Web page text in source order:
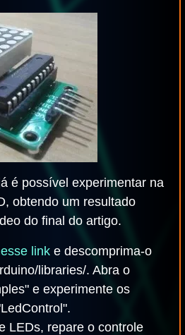
é possível experimentar na
obtendo um resultado
do final do artigo.
link e descomprima-o
libraries/. Abra o
e experimente os
LEDs, repare o controle